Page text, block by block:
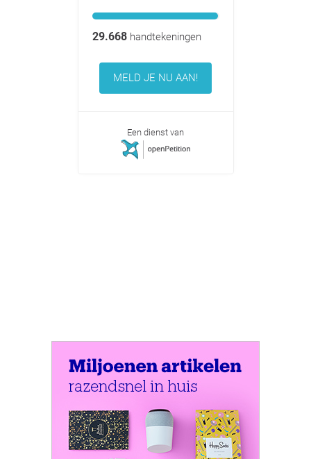
29.668handtekeningen
MELD JE NU AAN!
Een dienst van